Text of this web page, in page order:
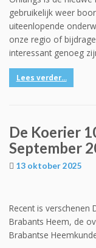
gebruikelijk weer
uiteenlopende
onze regio of
interessant genoeg
Lees verder...
De Koerier
September
13 oktober 2025
Recent is verschenen
Brabants Heem, de
Brabantse